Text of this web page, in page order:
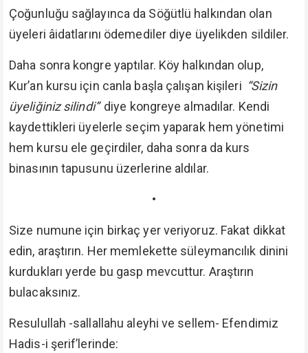
Çoğunluğu sağlayınca da Söğütlü halkından olan
üyeleri âidatlarını ödemediler diye üyelikden sildiler.
Daha sonra kongre yaptılar. Köy halkından olup,
Kur’an kursu için canla başla çalışan kişileri “Sizin
üyeliğiniz silindi”diye kongreye almadılar. Kendi
kaydettikleri üyelerle seçim yaparak hem yönetimi
hem kursu ele geçirdiler, daha sonra da kurs
binasının tapusunu üzerlerine aldılar.
•
Size numune için birkaç yer veriyoruz. Fakat dikkat
edin, araştırın. Her memlekette süleymancılık dinini
kurdukları yerde bu gasp mevcuttur. Araştırın
bulacaksınız.
Resulullah -sallallahu aleyhi ve sellem- Efendimiz
Hadis-i şerif’lerinde: